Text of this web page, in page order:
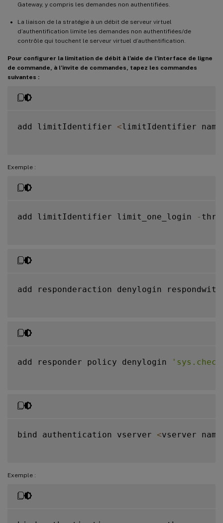
Gateway, y compris les demandes non authentifiées.
La liaison de la stratégie à un débit de serveur virtuel
d’authentification limite les demandes non authentifiées/de
contrôle qui touchent le serveur virtuel d’authentification.
Pour configurer la limitation de débit à l’aide de l’interface de ligne
de commande, à l’invite de commandes, tapez les commandes
suivantes :
add limitIdentifier <limitIdentifier name
Exemple :
add limitIdentifier limit_one_login -
add responderaction denylogin
add responder policy denylogin
bind authentication vserver <vserver name
Exemple :